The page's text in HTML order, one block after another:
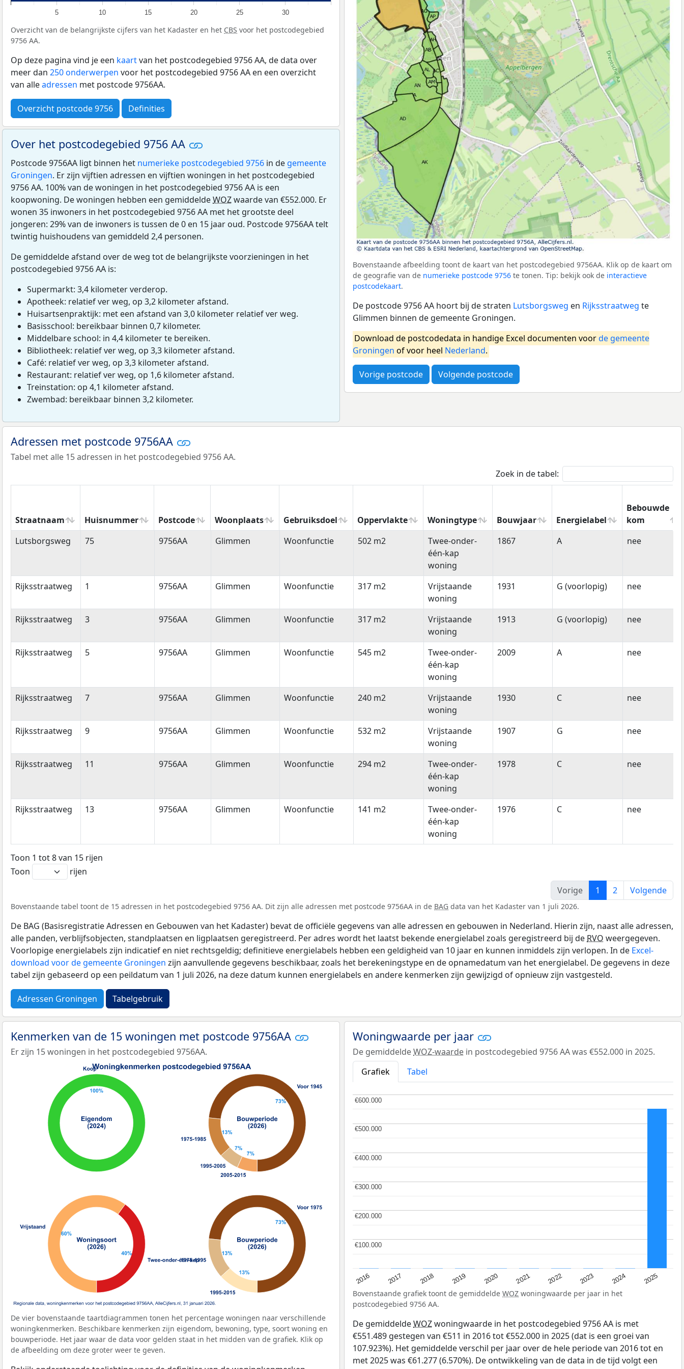
5 10 15 20 25 30
Overzicht van de belangrijkste cijfers van het Kadaster en het CBS voor het postcodegebied
9756 AA.
Op deze pagina vind je een kaartvan het postcodegebied 9756 AA, de data over
meer dan 250 onderwerpen voor het postcodegebied 9756 AA en een overzicht
van alleadressen met postcode 9756AA.
Overzicht postcode 9756 Definities
Over het postcodegebied 9756 AA
Postcode 9756AA ligt binnen het numerieke postcodegebied 9756 in de gemeente
Groningen. Er zijn vijftien adressen en vijftien woningen in het postcodegebied
9756 AA. 100% van de woningen in het postcodegebied 9756 AA is een
koopwoning. De woningen hebben een gemiddeldeWOZwaarde van €552.000. Er
wonen 35 inwoners in het postcodegebied 9756 AA met het grootste deel
jongeren: 29% van de inwoners is tussen de 0 en 15 jaar oud. Postcode 9756AA telt
twintig huishoudens van gemiddeld 2,4 personen.
De gemiddelde afstand over de weg tot de belangrijkste voorzieningen in het
postcodegebied 9756 AA is:
Supermarkt: 3,4 kilometer verderop.
Apotheek: relatief ver weg, op 3,2 kilometer afstand.
Huisartsenpraktijk: met een afstand van 3,0 kilometer relatief ver weg.
Basisschool: bereikbaar binnen 0,7 kilometer.
Middelbare school: in 4,4 kilometer te bereiken.
Bibliotheek: relatief ver weg, op 3,3 kilometer afstand.
Café: relatief ver weg, op 3,3 kilometer afstand.
Restaurant: relatief ver weg, op 1,6 kilometer afstand.
Treinstation: op 4,1 kilometer afstand.
Zwembad: bereikbaar binnen 3,2 kilometer.
Bovenstaande afbeelding toont de kaart van het postcodegebied 9756AA. Klik op de kaart om
de geografie van de numerieke postcode 9756 te tonen. Tip: bekijk ook de interactieve
postcodekaart.
De postcode 9756 AA hoort bij de straten Lutsborgsweg en Rijksstraatweg te
Glimmen binnen de gemeente Groningen.
Download de postcodedata in handige Excel documenten voorde gemeente
Groningen of voor heel Nederland.
Vorige postcode Volgende postcode
Adressen met postcode 9756AA
Tabel met alle 15 adressen in het postcodegebied 9756 AA.
Zoek in de tabel:
Straatnaam Huisnummer Postcode Woonplaats Gebruiksdoel Oppervlakte Woningtype Bouwjaar Energielabel
Bebouwde
kom
Straatnaam
Huisnummer Postcode Woonplaats Gebruiksdoel Oppervlakte Woningtype Bouwjaar Energielabel
Bebouwde
Lutsborgsweg 75 9756AA Glimmen Woonfunctie 502 m2
Twee-onder-
één-kap
woning
1867 A nee
Rijksstraatweg 1 9756AA Glimmen Woonfunctie 317 m2
Vrijstaande
woning
1931 G (voorlopig) nee
Rijksstraatweg 3 9756AA Glimmen Woonfunctie 317 m2
Vrijstaande
woning
1913 G (voorlopig) nee
Rijksstraatweg 5 9756AA Glimmen Woonfunctie 545 m2
Twee-onder-
één-kap
woning
2009 A nee
Rijksstraatweg 7 9756AA Glimmen Woonfunctie 240 m2
Vrijstaande
woning
1930 C nee
Rijksstraatweg 9 9756AA Glimmen Woonfunctie 532 m2
Vrijstaande
woning
1907 G nee
Rijksstraatweg 11 9756AA Glimmen Woonfunctie 294 m2
Twee-onder-
één-kap
woning
1978 C nee
Rijksstraatweg 13 9756AA Glimmen Woonfunctie 141 m2
Twee-onder-
één-kap
woning
1976 C nee
Toon 1 tot 8 van 15 rijen
Toon
rijen
Vorige
1 2 Volgende
Bovenstaande tabel toont de 15 adressen in het postcodegebied 9756 AA. Dit zijn alle adressen met postcode 9756AA in de BAG data van het Kadaster van 1 juli 2026.
De BAG (Basisregistratie Adressen en Gebouwen van het Kadaster) bevat de officiële gegevens van alle adressen en gebouwen in Nederland. Hierin zijn, naast alle adressen,
alle panden, verblijfsobjecten, standplaatsen en ligplaatsen geregistreerd. Per adres wordt het laatst bekende energielabel zoals geregistreerd bij de RVO weergegeven.
Voorlopige energielabels zijn indicatief en niet rechtsgeldig; definitieve energielabels hebben een geldigheid van 10 jaar en kunnen inmiddels zijn verlopen. In de Excel-
download voor de gemeente Groningen zijn aanvullende gegevens beschikbaar, zoals het berekeningstype en de opnamedatum van het energielabel. De gegevens in deze
tabel zijn gebaseerd op een peildatum van 1 juli 2026, na deze datum kunnen energielabels en andere kenmerken zijn gewijzigd of opnieuw zijn vastgesteld.
Adressen Groningen Tabelgebruik
Kenmerken van de 15 woningen met postcode 9756AA
Er zijn 15 woningen in het postcodegebied 9756AA.
De vier bovenstaande taartdiagrammen tonen het percentage woningen naar verschillende
woningkenmerken. Beschikbare kenmerken zijn eigendom, bewoning, type, soort woning en
bouwperiode. Het jaar waar de data voor gelden staat in het midden van de grafiek. Klik op
de afbeelding om deze groter weer te geven.
Woningwaarde per jaar
De gemiddeldeWOZ-waarde in postcodegebied 9756 AA was €552.000 in 2025.
Grafiek
Tabel
2016 2017 2018 2019 2020 2021 2022 2023 2024 2025
€100.000
€100.000
€200.000
€200.000
€300.000
€300.000
€400.000
€400.000
€500.000
€500.000
€600.000
€600.000
Bovenstaande grafiek toont de gemiddelde WOZ woningwaarde per jaar in het
postcodegebied 9756 AA.
De gemiddeldeWOZwoningwaarde in het postcodegebied 9756 AA is met
€551.489 gestegen van €511 in 2016 tot €552.000 in 2025 (dat is een groei van
107.923%). Het gemiddelde verschil per jaar over de hele periode van 2016 tot en
met 2025 was €61.277 (6.570%). De ontwikkeling van de data in de tijd volgt een